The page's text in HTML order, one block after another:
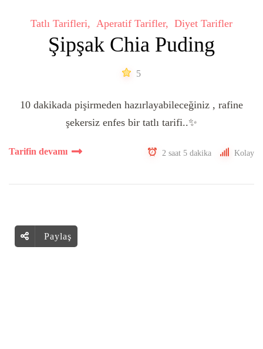
Tatlı Tarifleri Aperatif Tarifler Diyet Tarifler
Şipşak Chia Puding
5
10 dakikada pişirmeden hazırlayabileceğiniz , rafine
şekersiz enfes bir tatlı tarifi..✨
Tarifin devamı 2 saat 5 dakika Kolay
Paylaş